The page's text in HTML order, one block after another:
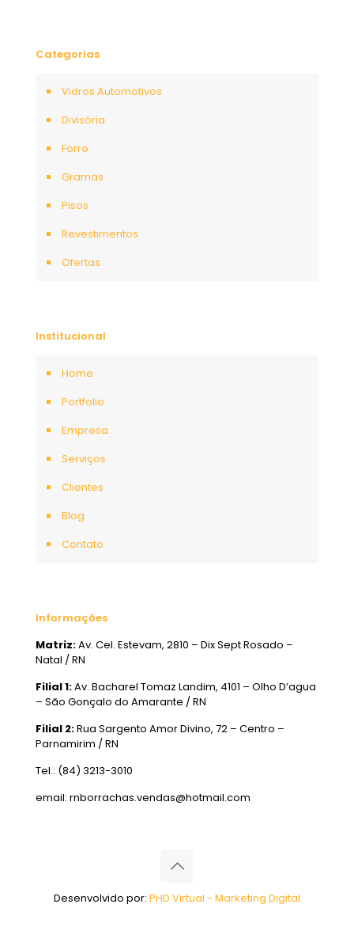
Categorias
Vidros Automotivos
Divisória
Forro
Gramas
Pisos
Revestimentos
Ofertas
Institucional
Home
Portfolio
Empresa
Serviços
Clientes
Blog
Contato
Informações
Matriz:Av. Cel. Estevam, 2810 – Dix Sept Rosado –
Natal / RN
Filial 1:Av. Bacharel Tomaz Landim, 4101 – Olho D’agua
– São Gonçalo do Amarante / RN
Filial 2:Rua Sargento Amor Divino, 72 – Centro –
Parnamirim / RN
Tel.: (84) 3213-3010
email: rnborrachas.vendas@hotmail.com
Desenvolvido por: PHD Virtual - Marketing Digital